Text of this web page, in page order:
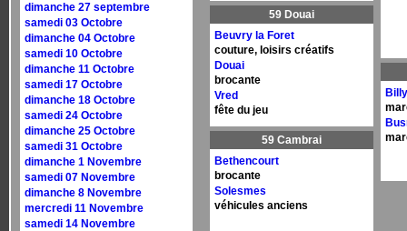
dimanche 27 septembre
samedi 03 Octobre
dimanche 04 Octobre
samedi 10 Octobre
dimanche 11 Octobre
samedi 17 Octobre
dimanche 18 Octobre
samedi 24 Octobre
dimanche 25 Octobre
samedi 31 Octobre
dimanche 1 Novembre
samedi 07 Novembre
dimanche 8 Novembre
mercredi 11 Novembre
samedi 14 Novembre
59 Douai
Beuvry la Foret
couture, loisirs créatifs
Douai
brocante
Vred
fête du jeu
59 Cambrai
Bethencourt
brocante
Solesmes
véhicules anciens